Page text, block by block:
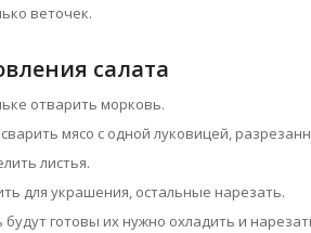
веточек.
салата
отварить морковь.
мясо с одной луковицей,
листья.
для украшения, остальные нарезать.
будут готовы их нужно охладить и